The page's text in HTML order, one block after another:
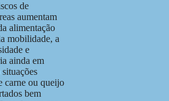
de
aumentam
alimentação
mobilidade, a
e
ainda em
carne ou queijo
bem